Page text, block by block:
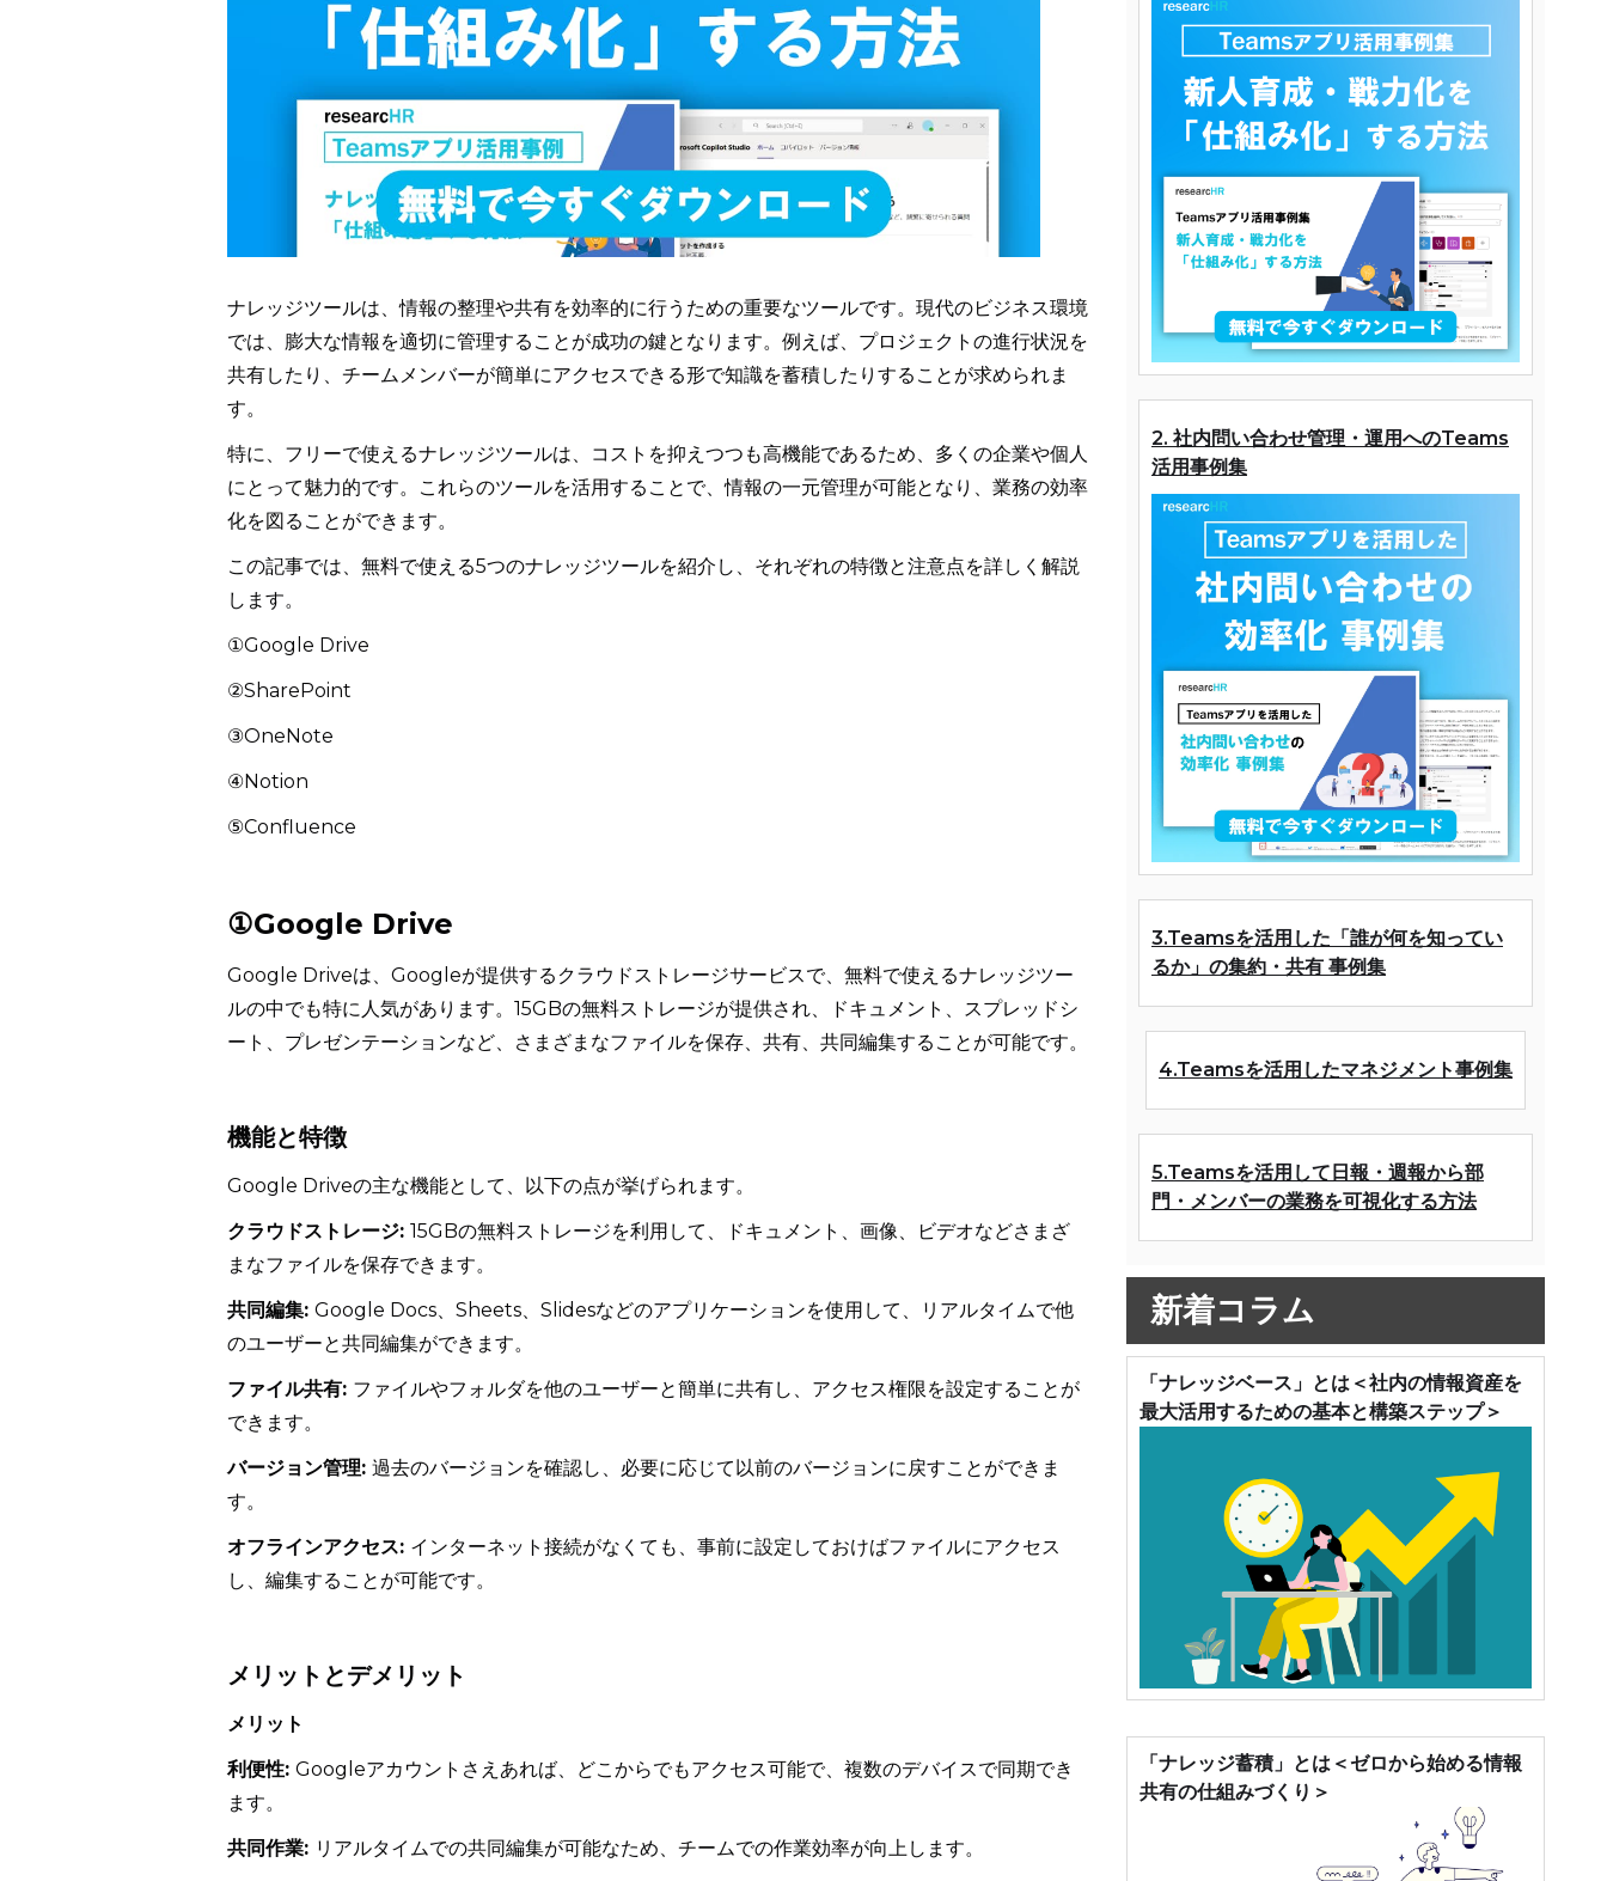
ナレッジツールは、情報の整理や共有を効率的に行うための重要なツールです。現代のビジネス環境
では、膨大な情報を適切に管理することが成功の鍵となります。例えば、プロジェクトの進行状況を
共有したり、チームメンバーが簡単にアクセスできる形で知識を蓄積したりすることが求められま
す。
特に、フリーで使えるナレッジツールは、コストを抑えつつも高機能であるため、多くの企業や個人
にとって魅力的です。これらのツールを活用することで、情報の一元管理が可能となり、業務の効率
化を図ることができます。
この記事では、無料で使える5つのナレッジツールを紹介し、それぞれの特徴と注意点を詳しく解説
します。
①Google Drive
②SharePoint
③OneNote
④Notion
⑤Confluence
①Google Drive
Google Driveは、Googleが提供するクラウドストレージサービスで、無料で使えるナレッジツー
ルの中でも特に人気があります。15GBの無料ストレージが提供され、ドキュメント、スプレッドシ
ート、プレゼンテーションなど、さまざまなファイルを保存、共有、共同編集することが可能です。
機能と特徴
Google Driveの主な機能として、以下の点が挙げられます。
クラウドストレージ: 15GBの無料ストレージを利用して、ドキュメント、画像、ビデオなどさまざ
まなファイルを保存できます。
共同編集: Google Docs、Sheets、Slidesなどのアプリケーションを使用して、リアルタイムで他
のユーザーと共同編集ができます。
ファイル共有: ファイルやフォルダを他のユーザーと簡単に共有し、アクセス権限を設定することが
できます。
バージョン管理: 過去のバージョンを確認し、必要に応じて以前のバージョンに戻すことができま
す。
オフラインアクセス: インターネット接続がなくても、事前に設定しておけばファイルにアクセス
し、編集することが可能です。
メリットとデメリット
メリット
利便性: Googleアカウントさえあれば、どこからでもアクセス可能で、複数のデバイスで同期でき
ます。
共同作業: リアルタイムでの共同編集が可能なため、チームでの作業効率が向上します。
2. 社内問い合わせ管理・運用へのTeams
活用事例集
3.Teamsを活用した「誰が何を知ってい
るか」の集約・共有 事例集
4.Teamsを活用したマネジメント事例集
5.Teamsを活用して日報・週報から部
門・メンバーの業務を可視化する方法
新着コラム
「ナレッジベース」とは＜社内の情報資産を
最大活用するための基本と構築ステップ＞
「ナレッジ蓄積」とは＜ゼロから始める情報
共有の仕組みづくり＞